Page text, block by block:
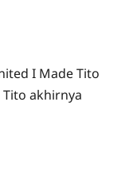
I Made Tito
akhirnya